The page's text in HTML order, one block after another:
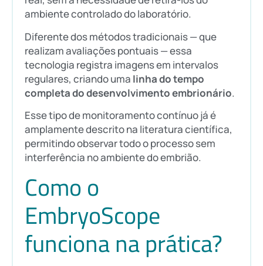
ambiente controlado do laboratório.
Diferente dos métodos tradicionais — que
realizam avaliações pontuais — essa
tecnologia registra imagens em intervalos
regulares, criando uma linha do tempo
completa do desenvolvimento embrionário.
Esse tipo de monitoramento contínuo já é
amplamente descrito na literatura científica,
permitindo observar todo o processo sem
interferência no ambiente do embrião.
Como o
EmbryoScope
funciona na prática?